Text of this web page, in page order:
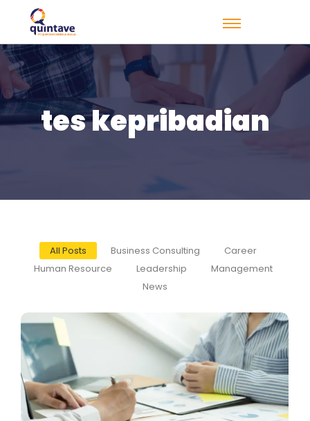
tes kepribadian
All Posts Business Consulting
Career
Human Resource
Leadership
Management
News